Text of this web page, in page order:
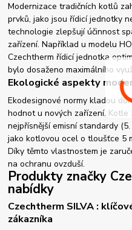
Modernizace tradičních kotlů
prvků, jako jsou řídicí jednotky
technologie zlepšují účinnost
zařízení. Například u modelu
Czechtherm řídicí jednotka
bylo dosaženo maximálního
Ekologické aspekty
Ekodesignové normy kladou
hodnot u nových zařízení. Kotle
nejpřísnější emisní standardy
jako kotlovou ocel o tloušťce 5
Díky těmto vlastnostem je
na ochranu ovzduší.
Produkty značky
nabídky
Czechtherm SILVA :
zákazníka